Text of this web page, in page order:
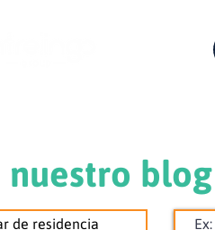
nuestro blog